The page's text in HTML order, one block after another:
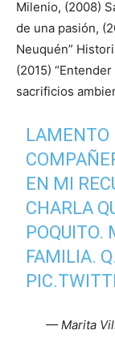
Milenio, (2008)
de una pasión,
Neuquén”
(2015)
sacrificios
LAMENTO
EN MI
CHARLA
POQUITO.
FAMILIA.
— Marita